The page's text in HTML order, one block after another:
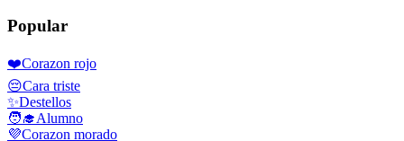
Popular
❤️Corazon rojo
😔Cara triste
✨Destellos
🧑‍🎓Alumno
💜Corazon morado